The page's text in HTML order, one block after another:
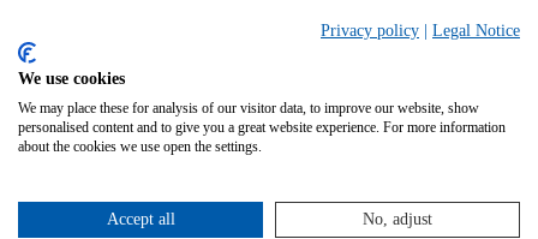
Mitteilungen
2026
2025
2024
2022
2021
Privacy policy Legal Notice
We use cookies
We may place these for analysis of our visitor data, to improve our website, show
personalised content and to give you a great website experience. For more information
about the cookies we use open the settings.
Accept all No, adjust